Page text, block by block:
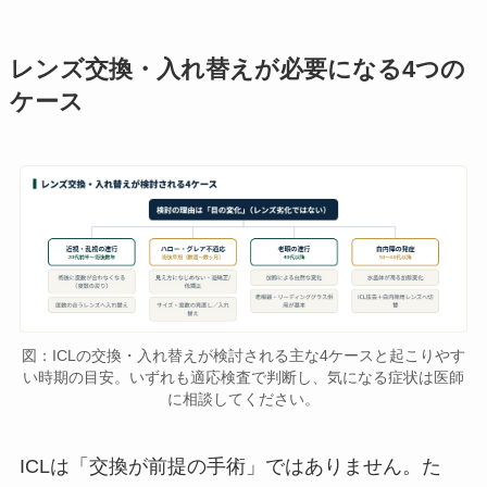
レンズ交換・入れ替えが必要になる4つの
ケース
図：ICLの交換・入れ替えが検討される主な4ケースと起こりやす
い時期の目安。いずれも適応検査で判断し、気になる症状は医師
に相談してください。
ICLは「交換が前提の手術」ではありません。た